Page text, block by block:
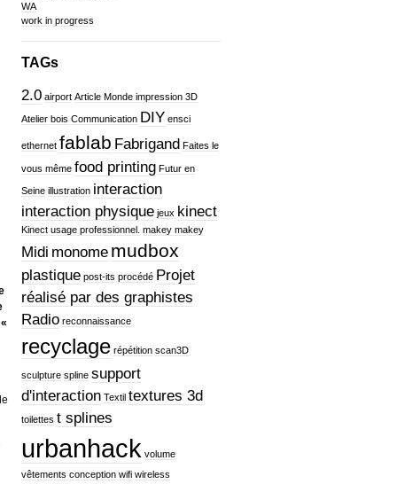
WA
work in progress
TAGs
2.0 airport Article Monde impression 3D
Atelier bois Communication DIY ensci
ethernet fablab Fabrigand Faites le
vous même food printing Futur en
Seine illustration interaction
interaction physique jeux kinect
Kinect usage professionnel. makey makey
Midi monome mudbox
plastique post-its procédé Projet
réalisé par des graphistes
Radio reconnaissance
recyclage répétition scan3D
sculpture spline support
d'interaction Textil textures 3d
toilettes t splines
urbanhack volume
vêtements conception wifi wireless